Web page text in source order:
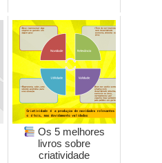
Os 5 melhores
livros sobre
criatividade